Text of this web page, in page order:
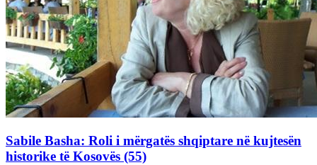
Sabile Basha: Roli i mërgatës shqiptare në kujtesën
historike të Kosovës (55)